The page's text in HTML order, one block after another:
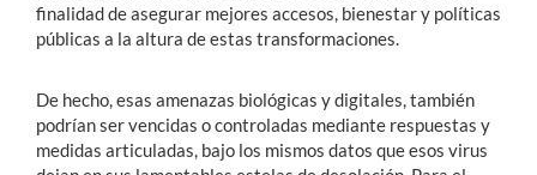
finalidad de asegurar mejores accesos, bienestar y políticas
públicas a la altura de estas transformaciones.
De hecho, esas amenazas biológicas y digitales, también
podrían ser vencidas o controladas mediante respuestas y
medidas articuladas, bajo los mismos datos que esos virus